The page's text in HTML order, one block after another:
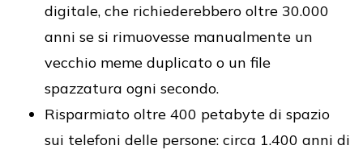
digitale, che richiederebbero oltre 30.000
anni se si rimuovesse manualmente un
vecchio meme duplicato o un file
spazzatura ogni secondo.
Risparmiato oltre 400 petabyte di spazio
sui telefoni delle persone: circa 1.400 anni di